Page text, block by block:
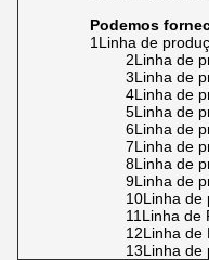
Podemos
1Linha de
2Linha de
3Linha de
4Linha de
5Linha de
6Linha de
7Linha de
8Linha de
9Linha de
10Linha de
11Linha de
12Linha de
13Linha de